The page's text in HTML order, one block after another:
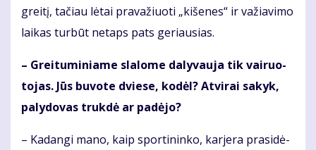
grei­tį, ta­čiau lė­tai pra­va­žiuo­ti „ki­še­nes“ ir va­žia­vi­mo
lai­kas tur­būt ne­taps pats ge­riau­sias.
– Grei­tu­mi­nia­me sla­lo­me da­ly­vau­ja tik vai­ruo­
to­jas. Jūs bu­vo­te dvie­se, ko­dėl? At­vi­rai sa­kyk,
pa­ly­do­vas truk­dė ar pa­dė­jo?
– Ka­dan­gi ma­no, kaip spor­ti­nin­ko, kar­je­ra pra­si­dė­